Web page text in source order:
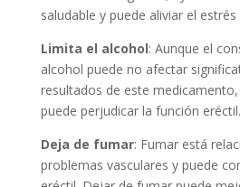
saludable y puede aliviar el estrés
Limita el alcohol: Aunque el
alcohol puede no afectar
resultados de este
puede perjudicar la función eréctil.
Deja de fumar: Fumar está
problemas vasculares y puede